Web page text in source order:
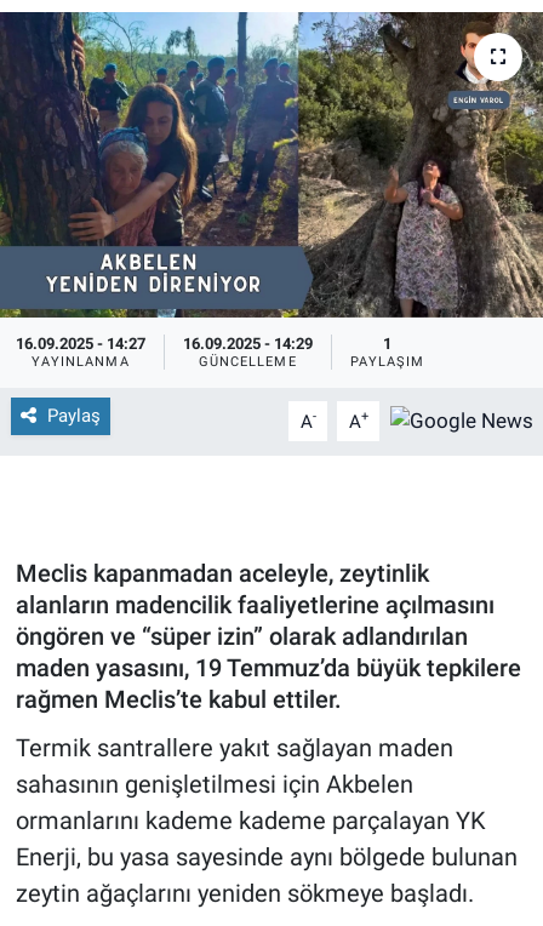
16.09.2025 - 14:27
YAYINLANMA
16.09.2025 - 14:29
GÜNCELLEME
1
PAYLAŞIM
Paylaş A- A+
Meclis kapanmadan aceleyle, zeytinlik
alanların madencilik faaliyetlerine açılmasını
öngören ve “süper izin” olarak adlandırılan
maden yasasını, 19 Temmuz’da büyük tepkilere
rağmen Meclis’te kabul ettiler.
Termik santrallere yakıt sağlayan maden
sahasının genişletilmesi için Akbelen
ormanlarını kademe kademe parçalayan YK
Enerji, bu yasa sayesinde aynı bölgede bulunan
zeytin ağaçlarını yeniden sökmeye başladı.